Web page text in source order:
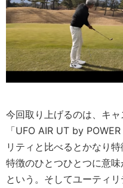
今回取り上げるのは、キ
「UFO AIR UT by
リティと比べるとかなり
特徴のひとつひとつに意
という。そしてユーティ